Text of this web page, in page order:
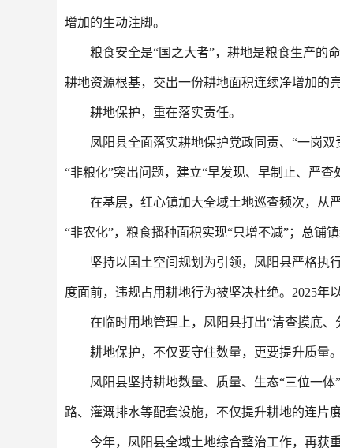
增加的生动注脚。
粮食安全是“国之大者”，耕地是粮食生产的
耕地资源根基，交出一份耕地面积连续净增加的亮
耕地保护，重在落实责任。
凤阳县全面落实耕地保护党政同责、“一岗
“非粮化”突出问题，建立“早发现、早制止、严查
在基层，红心镇加大全域土地巡查频次，从
“非农化”，粮食播种面积实现“只增不减”；总铺
坚持以国土空间规划为引领，凤阳县严格执
度面前，违规占用耕地行为被坚决杜绝。2025年
在临时用地管理上，凤阳县打出“清查摸底
耕地保护，不仅要守住数量，更要提升质量。
凤阳县坚持耕地数量、质量、生态“三位一
路、灌溉排水等配套设施，不仅提升耕地的连片
今年，凤阳县全域土地综合整治工作，再获